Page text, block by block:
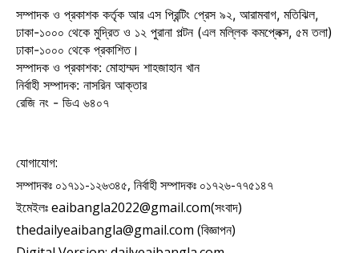
সম্পাদক ও প্রকাশক কর্তৃক আর এস প্রিন্টিং প্রেস ৯২, আরামবাগ, মতিঝিল,
ঢাকা-১০০০ থেকে মুদ্রিত ও ১২ পুরানা পল্টন (এল মল্লিক কমপ্লেক্স, ৫ম তলা)
ঢাকা-১০০০ থেকে প্রকাশিত।
সম্পাদক ও প্রকাশক: মোহাম্মদ শাহজাহান খান
নির্বাহী সম্পাদক: নাসরিন আক্তার
রেজি নং - ডিএ ৬৪০৭
যোগাযোগ:
সম্পাদকঃ ০১৭১১-১২৬৩৪৫, নির্বাহী সম্পাদকঃ ০১৭২৬-৭৭৫১৪৭
ইমেইলঃ eaibangla2022@gmail.com(সংবাদ)
thedailyeaibangla@gmail.com (বিজ্ঞাপন)